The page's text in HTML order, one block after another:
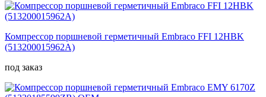
Компрессор поршневой герметичный Embraco FFI 12HBK
(513200015962A)
под заказ